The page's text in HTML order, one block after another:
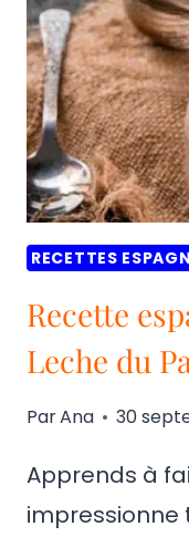
RECETTES
Recette
Leche du
ParAna 30
Apprends à
impressionne